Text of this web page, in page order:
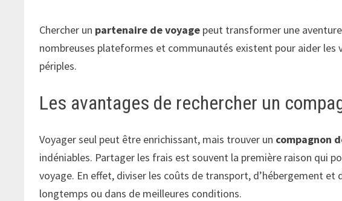
Chercher un partenaire de voyage peut transformer une
nombreuses plateformes et communautés existent pour aider les
périples.
Les avantages de rechercher un
Voyager seul peut être enrichissant, mais trouver un compagnon
indéniables. Partager les frais est souvent la première raison qui
voyage. En effet, diviser les coûts de transport, d’hébergement
longtemps ou dans de meilleures conditions.